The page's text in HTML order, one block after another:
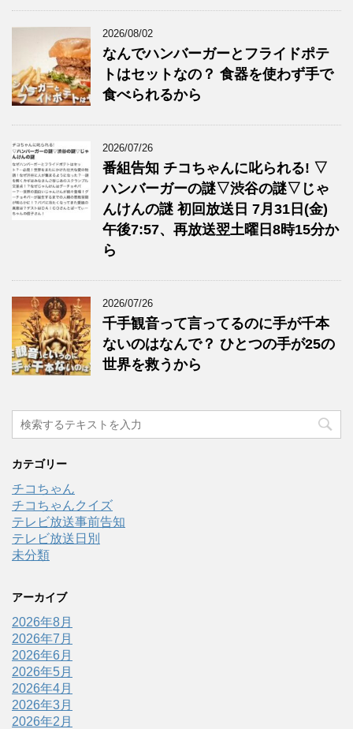
2026/08/02
なんでハンバーガーとフライドポテ
トはセットなの？ 食器を使わず手で
食べられるから
2026/07/26
番組告知 チコちゃんに叱られる! ▽
ハンバーガーの謎▽渋谷の謎▽じゃ
んけんの謎 初回放送日 7月31日(金)
午後7:57、再放送翌土曜日8時15分か
ら
2026/07/26
千手観音って言ってるのに手が千本
ないのはなんで？ ひとつの手が25の
世界を救うから
カテゴリー
チコちゃん
チコちゃんクイズ
テレビ放送事前告知
テレビ放送日別
未分類
アーカイブ
2026年8月
2026年7月
2026年6月
2026年5月
2026年4月
2026年3月
2026年2月